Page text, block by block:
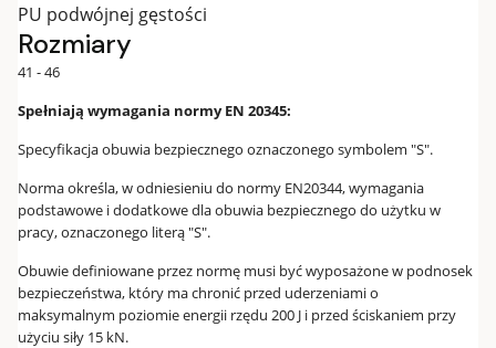
PU podwójnej gęstości
Rozmiary
41 - 46
Spełniają wymagania normy EN 20345:
Specyfikacja obuwia bezpiecznego oznaczonego symbolem "S".
Norma określa, w odniesieniu do normy EN20344, wymagania
podstawowe i dodatkowe dla obuwia bezpiecznego do użytku w
pracy, oznaczonego literą "S".
Obuwie definiowane przez normę musi być wyposażone w podnosek
bezpieczeństwa, który ma chronić przed uderzeniami o
maksymalnym poziomie energii rzędu 200 J i przed ściskaniem przy
użyciu siły 15 kN.